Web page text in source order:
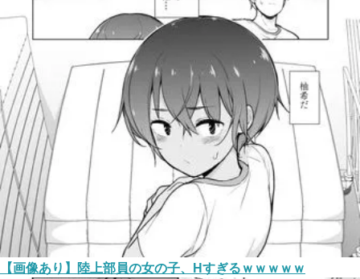
【画像あり】陸上部員の女の子、Hすぎるｗｗｗｗｗ